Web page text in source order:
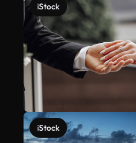
iStock
iStock